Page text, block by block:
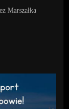
Marszałka